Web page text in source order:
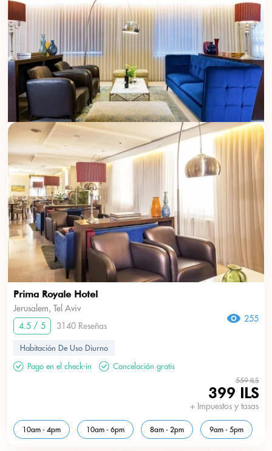
Prima Royale Hotel
Jerusalem, Tel Aviv
4.5 / 5
3140 Reseñas
255
Habitación De Uso Diurno
Pago en el check-in
Cancelación gratis
559 ILS
399 ILS
+ Impuestos y tasas
10am - 4pm 10am - 6pm 8am - 2pm 9am - 5pm